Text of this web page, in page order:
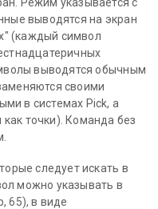
выводятся на экран
(каждый символ
выводятся обычным
своими
в системах Pick, а
точки). Команда без
следует искать в
можно указывать в
65), в виде